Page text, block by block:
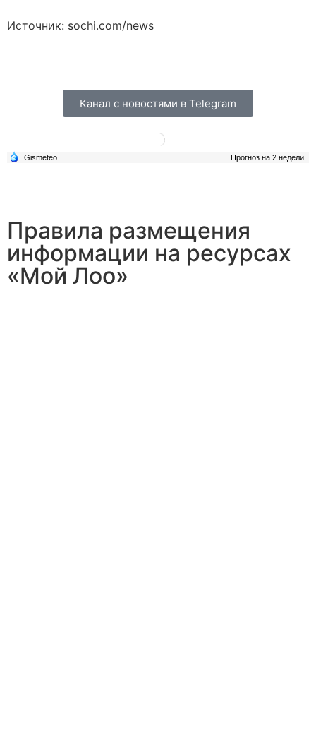
Источник: sochi.com/news
Канал с новостями в Telegram
Правила размещения
информации на ресурсах
«Мой Лоо»